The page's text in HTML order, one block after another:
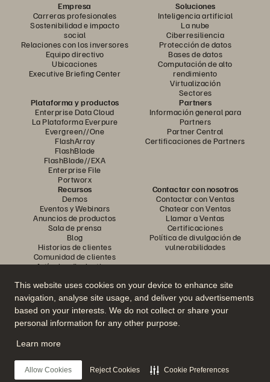
This website uses cookies on your device to enhance site
navigation, analyse site usage, and deliver you advertisements
based on your interests. We do not collect or share your
personal information for any other purpose.
Learn more
Allow Cookies Reject Cookies Cookie Preferences
Empresa
Carreras profesionales
Sostenibilidad e impacto
social
Relaciones con los inversores
Equipo directivo
Ubicaciones
Executive Briefing Center
Soluciones
Inteligencia artificial
La nube
Ciberresiliencia
Protección de datos
Bases de datos
Computación de alto
rendimiento
Virtualización
Sectores
Plataforma y productos
Enterprise Data Cloud
La Plataforma Everpure
Evergreen//One
FlashArray
FlashBlade
FlashBlade//EXA
Enterprise File
Portworx
Partners
Información general para
Partners
Partner Central
Certificaciones de Partners
Recursos
Demos
Eventos y Webinars
Anuncios de productos
Sala de prensa
Blog
Historias de clientes
Comunidad de clientes
Artículos divulgativos
Contactar con nosotros
Contactar con Ventas
Chatear con Ventas
Llamar a Ventas
Certificaciones
Política de divulgación de
vulnerabilidades
Únase a la conversación
Siga las redes sociales oficiales de Everpure
© 2026 Everpure, Inc. Todos los derechos reservados.
Política de privacidadCondiciones de uso del Sitio WebAviso legal